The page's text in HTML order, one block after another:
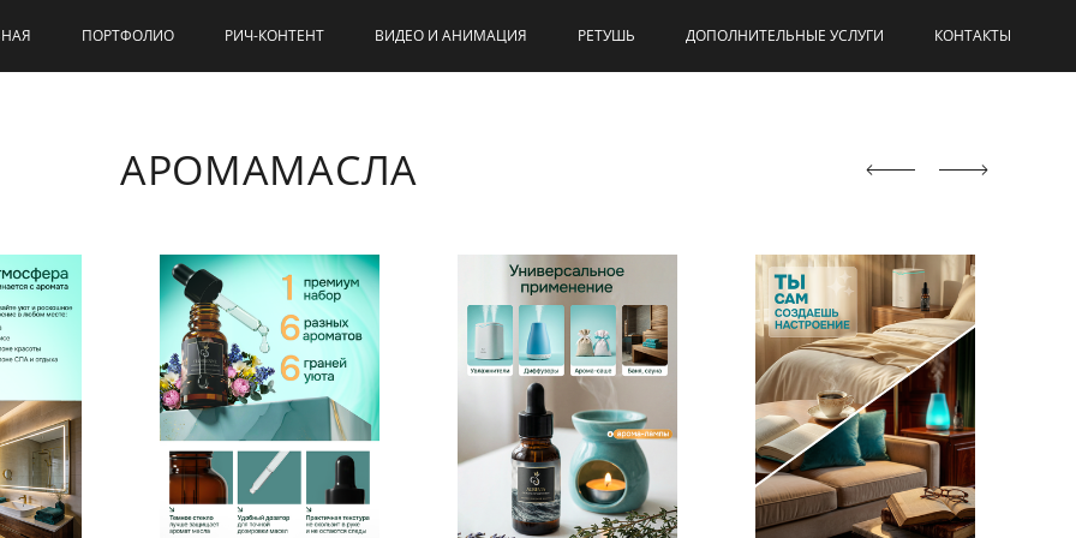
ПОРТФОЛИО РИЧ-КОНТЕНТ ВИДЕО И АНИМАЦИЯ РЕТУШЬ ДОПОЛНИТЕЛЬНЫЕ УСЛУГИ КОНТАКТЫ
АРОМАМАСЛА